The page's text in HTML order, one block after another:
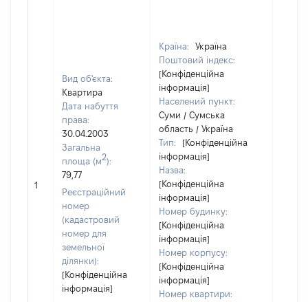
1
Вид об'єкта:
Квартира
Дата набуття
права:
30.04.2003
Загальна
площа (м2):
79,77
Реєстраційний
номер
(кадастровий
номер для
земельної
ділянки):
[Конфіденційна
інформація]
Країна:
Україна
Поштовий індекс:
[Конфіденційна
інформація]
Населений пункт:
Суми / Сумська
область / Україна
Тип:
[Конфіденційна
інформація]
Назва:
[Конфіденційна
інформація]
Номер будинку:
[Конфіденційна
інформація]
Номер корпусу:
[Конфіденційна
інформація]
Номер квартири: